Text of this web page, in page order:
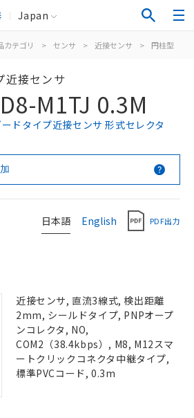
Japan
カテゴリ > センサ > 近接センサ > 円柱型
近接センサ
M1TJ 0.3M
ドタイプ近接センサ 形式セレクタ
日本語 English PDF出力
近接センサ, 直流3線式, 検出距離
2mm, シールドタイプ, PNPオープ
ンコレクタ, NO,
COM2（38.4kbps）, M8, M12スマ
ートクリックコネクタ中継タイプ,
標準PVCコード, 0.3m